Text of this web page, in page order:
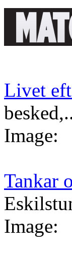
Livet
Image:
Tankar
Image: